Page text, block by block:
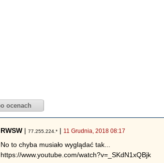
RWSW |77.255.224.* | 11 Grudnia, 2018 08:17
No to chyba musiało wyglądać tak...
https://www.youtube.com/watch?v=_SKdN1xQBjk